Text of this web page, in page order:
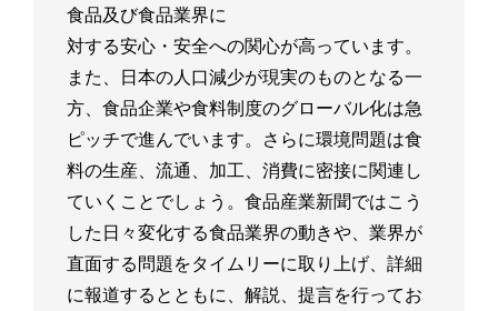
食品及び食品業界に
対する安心・安全への関心が高っています。
また、日本の人口減少が現実のものとなる一
方、食品企業や食料制度のグローバル化は急
ピッチで進んでいます。さらに環境問題は食
料の生産、流通、加工、消費に密接に関連し
ていくことでしょう。食品産業新聞ではこう
した日々変化する食品業界の動きや、業界が
直面する問題をタイムリーに取り上げ、詳細
に報道するとともに、解説、提言を行ってお